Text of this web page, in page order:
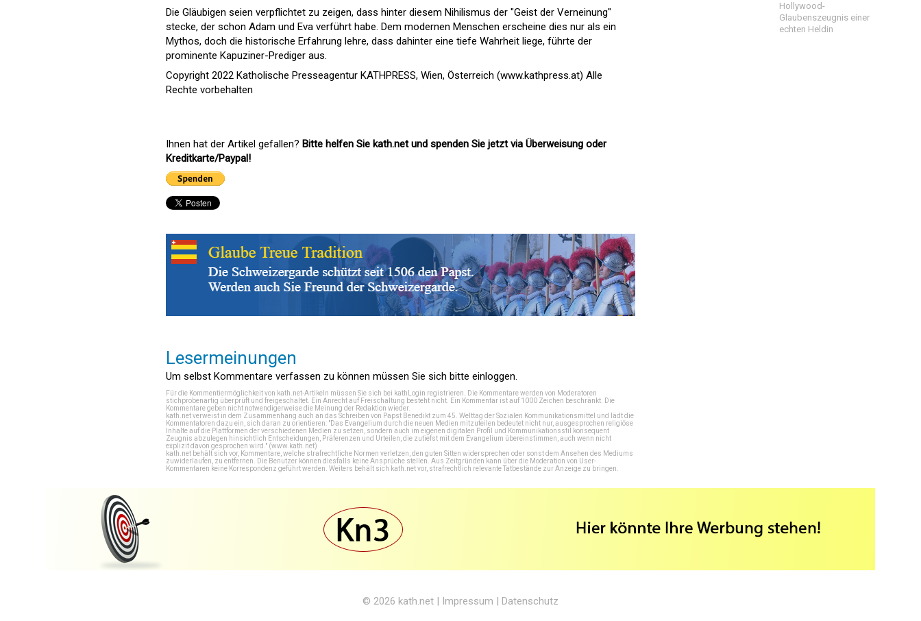
Die Gläubigen seien verpflichtet zu zeigen, dass hinter diesem Nihilismus der "Geist der Verneinung"
stecke, der schon Adam und Eva verführt habe. Dem modernen Menschen erscheine dies nur als ein
Mythos, doch die historische Erfahrung lehre, dass dahinter eine tiefe Wahrheit liege, führte der
prominente Kapuziner-Prediger aus.
Copyright 2022 Katholische Presseagentur KATHPRESS, Wien, Österreich (www.kathpress.at) Alle
Rechte vorbehalten
Ihnen hat der Artikel gefallen? Bitte helfen Sie kath.net und spenden Sie jetzt via Überweisung oder
Kreditkarte/Paypal!
Lesermeinungen
Um selbst Kommentare verfassen zu können müssen Sie sich bitte einloggen.
Für die Kommentiermöglichkeit von kath.net-Artikeln müssen Sie sich bei kathLogin registrieren . Die Kommentare werden von Moderatoren
stichprobenartig überprüft und freigeschaltet. Ein Anrecht auf Freischaltung besteht nicht. Ein Kommentar ist auf 1000 Zeichen beschränkt. Die
Kommentare geben nicht notwendigerweise die Meinung der Redaktion wieder.
kath.net verweist in dem Zusammenhang auch an das Schreiben von Papst Benedikt zum 45. Welttag der Sozialen Kommunikationsmittel und lädt die
Kommentatoren dazu ein, sich daran zu orientieren: "Das Evangelium durch die neuen Medien mitzuteilen bedeutet nicht nur, ausgesprochen religiöse
Inhalte auf die Plattformen der verschiedenen Medien zu setzen, sondern auch im eigenen digitalen Profil und Kommunikationsstil konsequent
Zeugnis abzulegen hinsichtlich Entscheidungen, Präferenzen und Urteilen, die zutiefst mit dem Evangelium übereinstimmen, auch wenn nicht
explizit davon gesprochen wird." (www.kath.net)
kath.net behält sich vor, Kommentare, welche strafrechtliche Normen verletzen, den guten Sitten widersprechen oder sonst dem Ansehen des Mediums
zuwiderlaufen, zu entfernen. Die Benutzer können diesfalls keine Ansprüche stellen. Aus Zeitgründen kann über die Moderation von User-
Kommentaren keine Korrespondenz geführt werden. Weiters behält sich kath.net vor, strafrechtlich relevante Tatbestände zur Anzeige zu bringen.
Hollywood-
Glaubenszeugnis einer
echten Heldin
© 2026 kath.net | Impressum | Datenschutz